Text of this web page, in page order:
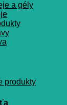
a gély